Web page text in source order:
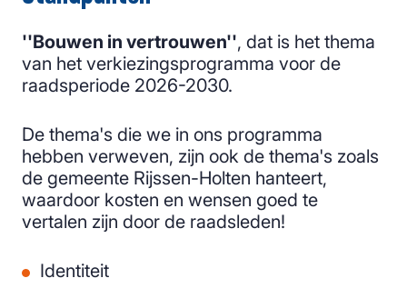
''Bouwen in vertrouwen'', dat is het thema
van het verkiezingsprogramma voor de
raadsperiode 2026-2030.
De thema's die we in ons programma
hebben verweven, zijn ook de thema's zoals
de gemeente Rijssen-Holten hanteert,
waardoor kosten en wensen goed te
vertalen zijn door de raadsleden!
Identiteit